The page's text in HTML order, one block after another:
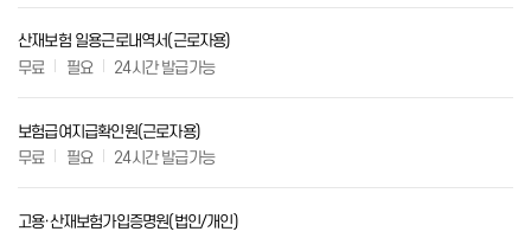
산재보험 일용근로내역서(근로자용)
무료
필요 24시간 발급가능
보험급여지급확인원(근로자용)
무료
필요 24시간 발급가능
고용·산재보험가입증명원(법인/개인)